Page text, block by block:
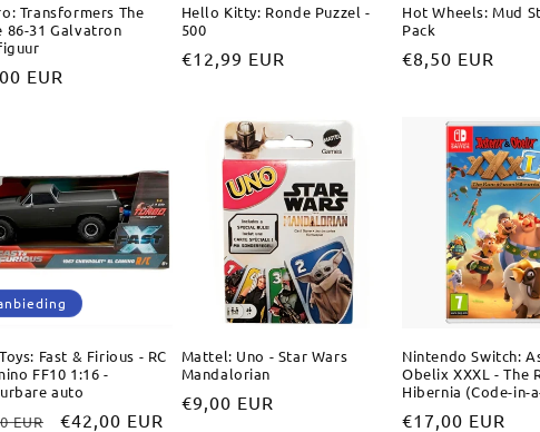
Transformers The
86-31 Galvatron
EUR
Hello Kitty: Ronde Puzzel -
500
Normale
€12,99 EUR
Hot Wheels: Mud
Pack
Normale
€8,50 EUR
Fast & Firious - RC
FF10 1:16 -
auto
EUR Aanbiedingsprijs
€42,00 EUR
Mattel: Uno - Star Wars
Mandalorian
Normale
€9,00 EUR
Nintendo Switch:
Obelix XXXL - The
Hibernia (Code-in-
Normale
€17,00 EUR